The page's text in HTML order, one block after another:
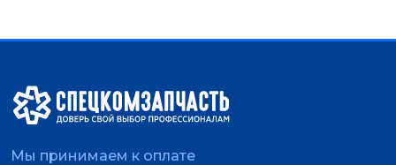
Мы принимаем к оплате